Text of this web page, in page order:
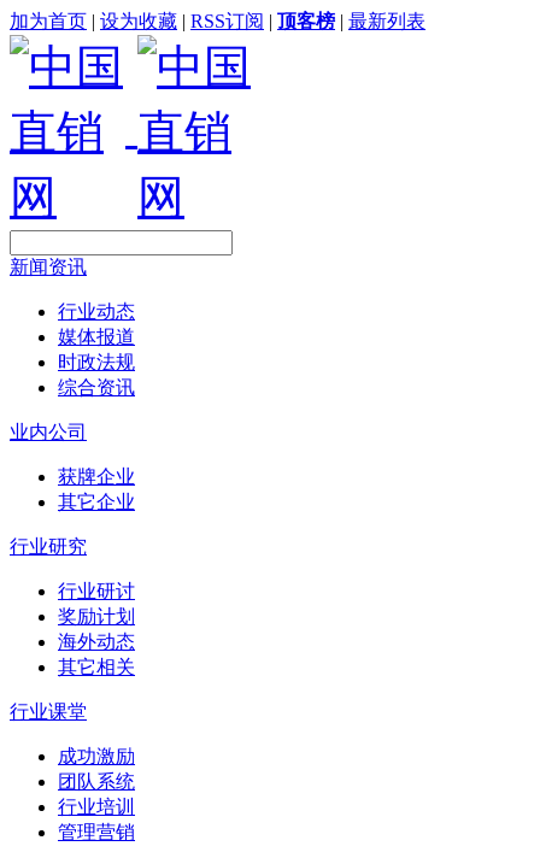
加为首页 | 设为收藏 | RSS订阅 | 顶客榜 | 最新列表
新闻资讯
行业动态
媒体报道
时政法规
综合资讯
业内公司
获牌企业
其它企业
行业研究
行业研讨
奖励计划
海外动态
其它相关
行业课堂
成功激励
团队系统
行业培训
管理营销